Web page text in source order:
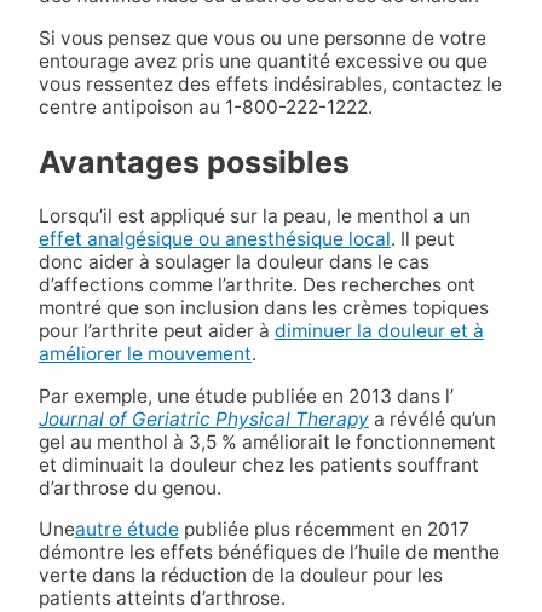
Si vous pensez que vous ou une personne de votre
entourage avez pris une quantité excessive ou que
vous ressentez des effets indésirables, contactez le
centre antipoison au 1-800-222-1222.
Avantages possibles
Lorsqu’il est appliqué sur la peau, le menthol a un
effet analgésique ou anesthésique local. Il peut
donc aider à soulager la douleur dans le cas
d’affections comme l’arthrite. Des recherches ont
montré que son inclusion dans les crèmes topiques
pour l’arthrite peut aider à diminuer la douleur et à
améliorer le mouvement.
Par exemple, une étude publiée en 2013 dans l’
Journal of Geriatric Physical Therapya révélé qu’un
gel au menthol à 3,5 % améliorait le fonctionnement
et diminuait la douleur chez les patients souffrant
d’arthrose du genou.
Uneautre étudepubliée plus récemment en 2017
démontre les effets bénéfiques de l’huile de menthe
verte dans la réduction de la douleur pour les
patients atteints d’arthrose.